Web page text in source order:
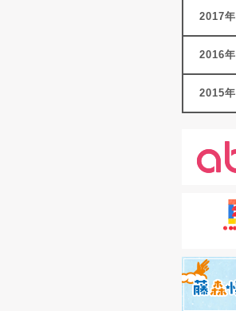
2017年
2016年
2015年